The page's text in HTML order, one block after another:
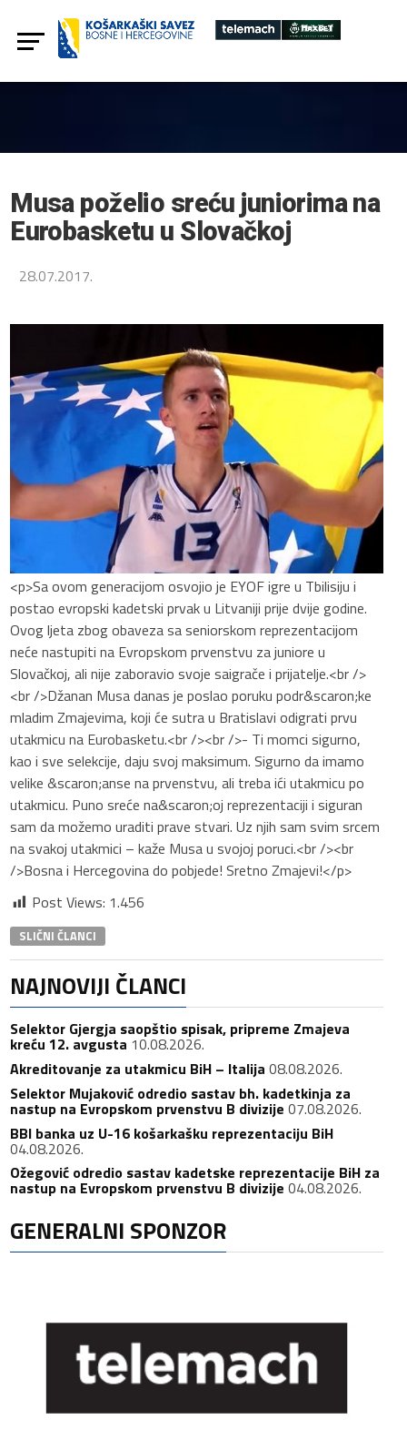
Musa poželio sreću juniorima na
Eurobasketu u Slovačkoj
28.07.2017.
<p>Sa ovom generacijom osvojio je EYOF igre u Tbilisiju i
postao evropski kadetski prvak u Litvaniji prije dvije godine.
Ovog ljeta zbog obaveza sa seniorskom reprezentacijom
neće nastupiti na Evropskom prvenstvu za juniore u
Slovačkoj, ali nije zaboravio svoje saigrače i prijatelje.<br />
<br />Džanan Musa danas je poslao poruku podr&scaron;ke
mladim Zmajevima, koji će sutra u Bratislavi odigrati prvu
utakmicu na Eurobasketu.<br /><br />- Ti momci sigurno,
kao i sve selekcije, daju svoj maksimum. Sigurno da imamo
velike &scaron;anse na prvenstvu, ali treba ići utakmicu po
utakmicu. Puno sreće na&scaron;oj reprezentaciji i siguran
sam da možemo uraditi prave stvari. Uz njih sam svim srcem
na svakoj utakmici – kaže Musa u svojoj poruci.<br /><br
/>Bosna i Hercegovina do pobjede! Sretno Zmajevi!</p>
Post Views: 1.456
SLIČNI ČLANCI
NAJNOVIJI ČLANCI
Selektor Gjergja saopštio spisak, pripreme Zmajeva
kreću 12. avgusta 10.08.2026.
Akreditovanje za utakmicu BiH – Italija 08.08.2026.
Selektor Mujaković odredio sastav bh. kadetkinja za
nastup na Evropskom prvenstvu B divizije 07.08.2026.
BBI banka uz U-16 košarkašku reprezentaciju BiH
04.08.2026.
Ožegović odredio sastav kadetske reprezentacije BiH za
nastup na Evropskom prvenstvu B divizije 04.08.2026.
GENERALNI SPONZOR